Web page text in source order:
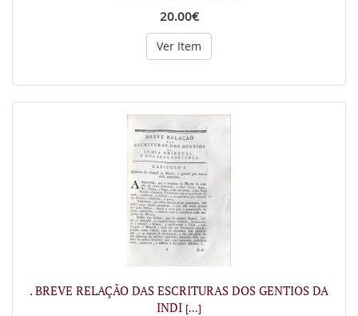
20.00€
Ver Item
. BREVE RELAÇÃO DAS ESCRITURAS DOS GENTIOS DA
INDI [...]